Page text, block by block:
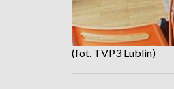
(fot. TVP3 Lublin)